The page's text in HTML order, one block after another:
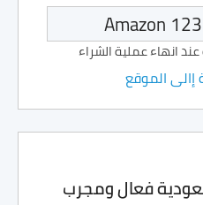
انهاء عملية الشراء
إالى الموقع
فعال ومجرب